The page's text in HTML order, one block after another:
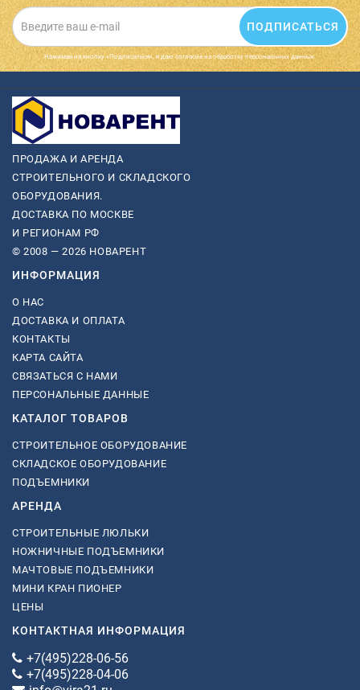
ПОДПИСАТЬСЯ
Нажимая на кнопку «Подписаться», я даю cогласие на обработку персональных данных.
ПРОДАЖА И АРЕНДА
СТРОИТЕЛЬНОГО И СКЛАДСКОГО
ОБОРУДОВАНИЯ.
ДОСТАВКА ПО МОСКВЕ
И РЕГИОНАМ РФ
© 2008 — 2026 НОВАРЕНТ
ИНФОРМАЦИЯ
О НАС
ДОСТАВКА И ОПЛАТА
КОНТАКТЫ
КАРТА САЙТА
СВЯЗАТЬСЯ С НАМИ
ПЕРСОНАЛЬНЫЕ ДАННЫЕ
КАТАЛОГ ТОВАРОВ
СТРОИТЕЛЬНОЕ ОБОРУДОВАНИЕ
СКЛАДСКОЕ ОБОРУДОВАНИЕ
ПОДЪЕМНИКИ
АРЕНДА
СТРОИТЕЛЬНЫЕ ЛЮЛЬКИ
НОЖНИЧНЫЕ ПОДЪЕМНИКИ
МАЧТОВЫЕ ПОДЪЕМНИКИ
МИНИ КРАН ПИОНЕР
ЦЕНЫ
КОНТАКТНАЯ ИНФОРМАЦИЯ
+7(495)228-06-56
+7(495)228-04-06